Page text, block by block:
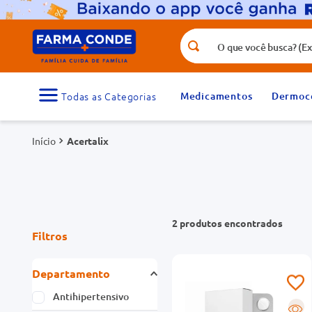
O que você busca? (Ex.: vitamina,
Medicamentos
Acertalix
Filtros
Departamento
Antihipertensivo
2 produtos
R
Termos mais buscados
1
medicamento